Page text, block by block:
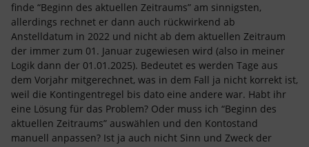
finde “Beginn des aktuellen Zeitraums” am sinnigsten,
allerdings rechnet er dann auch rückwirkend ab
Anstelldatum in 2022 und nicht ab dem aktuellen Zeitraum
der immer zum 01. Januar zugewiesen wird (also in meiner
Logik dann der 01.01.2025). Bedeutet es werden Tage aus
dem Vorjahr mitgerechnet, was in dem Fall ja nicht korrekt ist,
weil die Kontingentregel bis dato eine andere war. Habt ihr
eine Lösung für das Problem? Oder muss ich “Beginn des
aktuellen Zeitraums” auswählen und den Kontostand
manuell anpassen? Ist ja auch nicht Sinn und Zweck der